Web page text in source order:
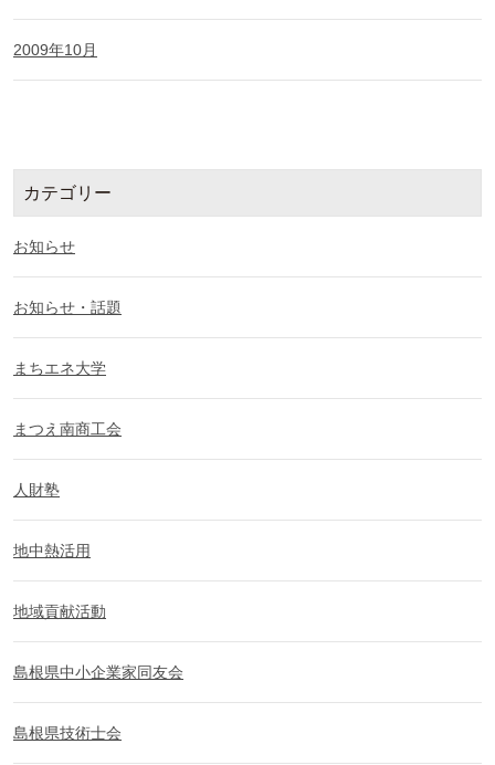
2009年10月
カテゴリー
お知らせ
お知らせ・話題
まちエネ大学
まつえ南商工会
人財塾
地中熱活用
地域貢献活動
島根県中小企業家同友会
島根県技術士会